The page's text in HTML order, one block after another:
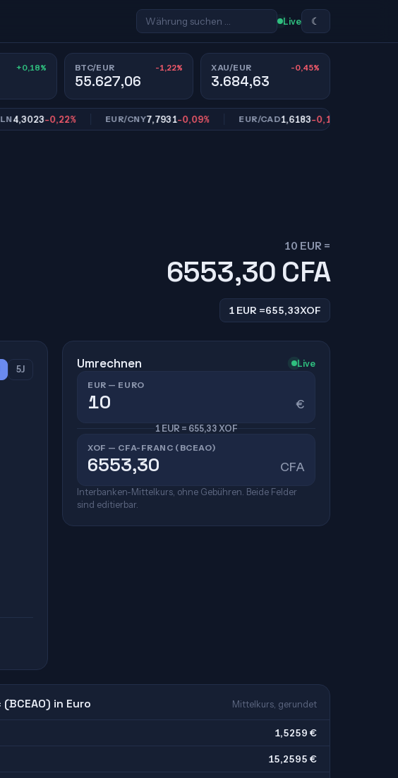
Live ☾
+0,18% BTC/EUR -1,22%
55.627,06
XAU/EUR -0,45%
3.684,63
-0,22% EUR/CNY7,7931-0,09% EUR/CAD1,6183-0,14%
10 EUR =
6553,30 CFA
1 EUR =655,33XOF
5J Umrechnen Live
EUR — EURO
€
1 EUR = 655,33 XOF
XOF — CFA-FRANC (BCEAO)
CFA
Interbanken-Mittelkurs, ohne Gebühren. Beide Felder
sind editierbar.
(BCEAO) in Euro Mittelkurs, gerundet
1,5259 €
15,2595 €